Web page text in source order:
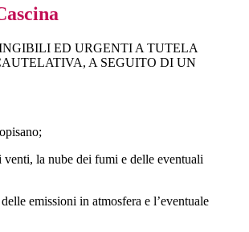
ED URGENTI A TUTELA
A SEGUITO DI UN
la nube dei fumi e delle eventuali
emissioni in atmosfera e l’eventuale